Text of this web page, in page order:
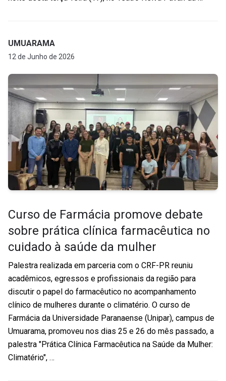
UMUARAMA
12 de Junho de 2026
Curso de Farmácia promove debate
sobre prática clínica farmacêutica no
cuidado à saúde da mulher
Palestra realizada em parceria com o CRF-PR reuniu
acadêmicos, egressos e profissionais da região para
discutir o papel do farmacêutico no acompanhamento
clínico de mulheres durante o climatério. O curso de
Farmácia da Universidade Paranaense (Unipar), campus de
Umuarama, promoveu nos dias 25 e 26 do mês passado, a
palestra "Prática Clínica Farmacêutica na Saúde da Mulher:
Climatério", …